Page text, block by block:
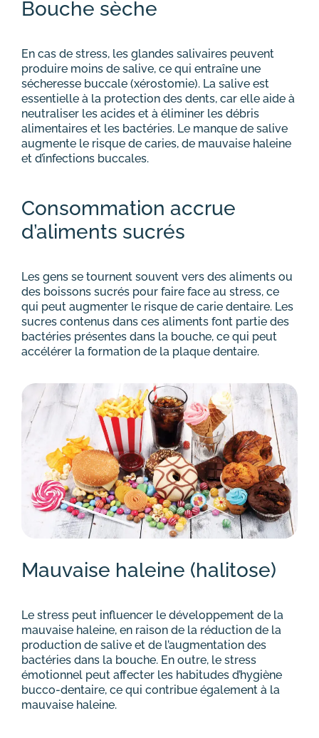
Bouche sèche
En cas de stress, les glandes salivaires peuvent
produire moins de salive, ce qui entraîne une
sécheresse buccale (xérostomie). La salive est
essentielle à la protection des dents, car elle aide à
neutraliser les acides et à éliminer les débris
alimentaires et les bactéries. Le manque de salive
augmente le risque de caries, de mauvaise haleine
et d’infections buccales.
Consommation accrue
d’aliments sucrés
Les gens se tournent souvent vers des aliments ou
des boissons sucrés pour faire face au stress, ce
qui peut augmenter le risque de carie dentaire. Les
sucres contenus dans ces aliments font partie des
bactéries présentes dans la bouche, ce qui peut
accélérer la formation de la plaque dentaire.
Mauvaise haleine (halitose)
Le stress peut influencer le développement de la
mauvaise haleine, en raison de la réduction de la
production de salive et de l’augmentation des
bactéries dans la bouche. En outre, le stress
émotionnel peut affecter les habitudes d’hygiène
bucco-dentaire, ce qui contribue également à la
mauvaise haleine.